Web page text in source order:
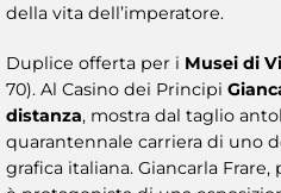
della vita dell’imperatore.
Duplice offerta per i Musei di
70). Al Casino dei Principi
distanza, mostra dal taglio
quarantennale carriera di uno
grafica italiana. Giancarla